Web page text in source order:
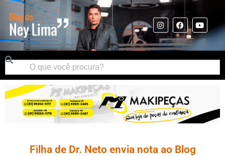
Filha de Dr. Neto envia nota ao Blog